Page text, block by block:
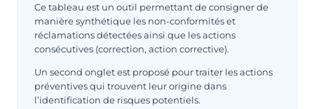
Ce tableau est un outil permettant de consigner de
manière synthétique les non-conformités et
réclamations détectées ainsi que les actions
consécutives (correction, action corrective).
Un second onglet est proposé pour traiter les actions
préventives qui trouvent leur origine dans
l’identification de risques potentiels.